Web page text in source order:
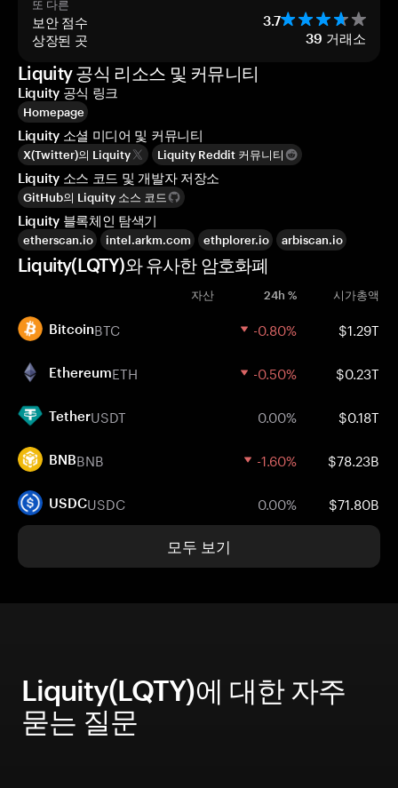
또 다른
보안 점수 3.7
상장된 곳 39 거래소
Liquity 공식 리소스 및 커뮤니티
Liquity 공식 링크
Homepage
Liquity 소셜 미디어 및 커뮤니티
X(Twitter)의 Liquity Liquity Reddit 커뮤니티
Liquity 소스 코드 및 개발자 저장소
GitHub의 Liquity 소스 코드
Liquity 블록체인 탐색기
etherscan.io intel.arkm.com ethplorer.io arbiscan.io
Liquity(LQTY)와 유사한 암호화폐
자산 24h % 시가총액
BitcoinBTC -0.80% $1.29T
EthereumETH -0.50% $0.23T
TetherUSDT 0.00% $0.18T
BNBBNB -1.60% $78.23B
USDCUSDC 0.00% $71.80B
모두 보기
Liquity(LQTY)에 대한 자주
묻는 질문